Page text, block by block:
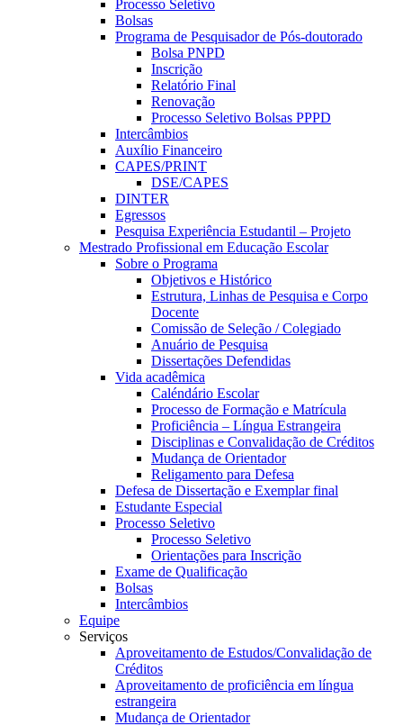
Processo Seletivo
Bolsas
Programa de Pesquisador de Pós-doutorado
Bolsa PNPD
Inscrição
Relatório Final
Renovação
Processo Seletivo Bolsas PPPD
Intercâmbios
Auxílio Financeiro
CAPES/PRINT
DSE/CAPES
DINTER
Egressos
Pesquisa Experiência Estudantil – Projeto
Mestrado Profissional em Educação Escolar
Sobre o Programa
Objetivos e Histórico
Estrutura, Linhas de Pesquisa e Corpo
Docente
Comissão de Seleção / Colegiado
Anuário de Pesquisa
Dissertações Defendidas
Vida acadêmica
Caléndário Escolar
Processo de Formação e Matrícula
Proficiência – Língua Estrangeira
Disciplinas e Convalidação de Créditos
Mudança de Orientador
Religamento para Defesa
Defesa de Dissertação e Exemplar final
Estudante Especial
Processo Seletivo
Processo Seletivo
Orientações para Inscrição
Exame de Qualificação
Bolsas
Intercâmbios
Equipe
Serviços
Aproveitamento de Estudos/Convalidação de
Créditos
Aproveitamento de proficiência em língua
estrangeira
Mudança de Orientador